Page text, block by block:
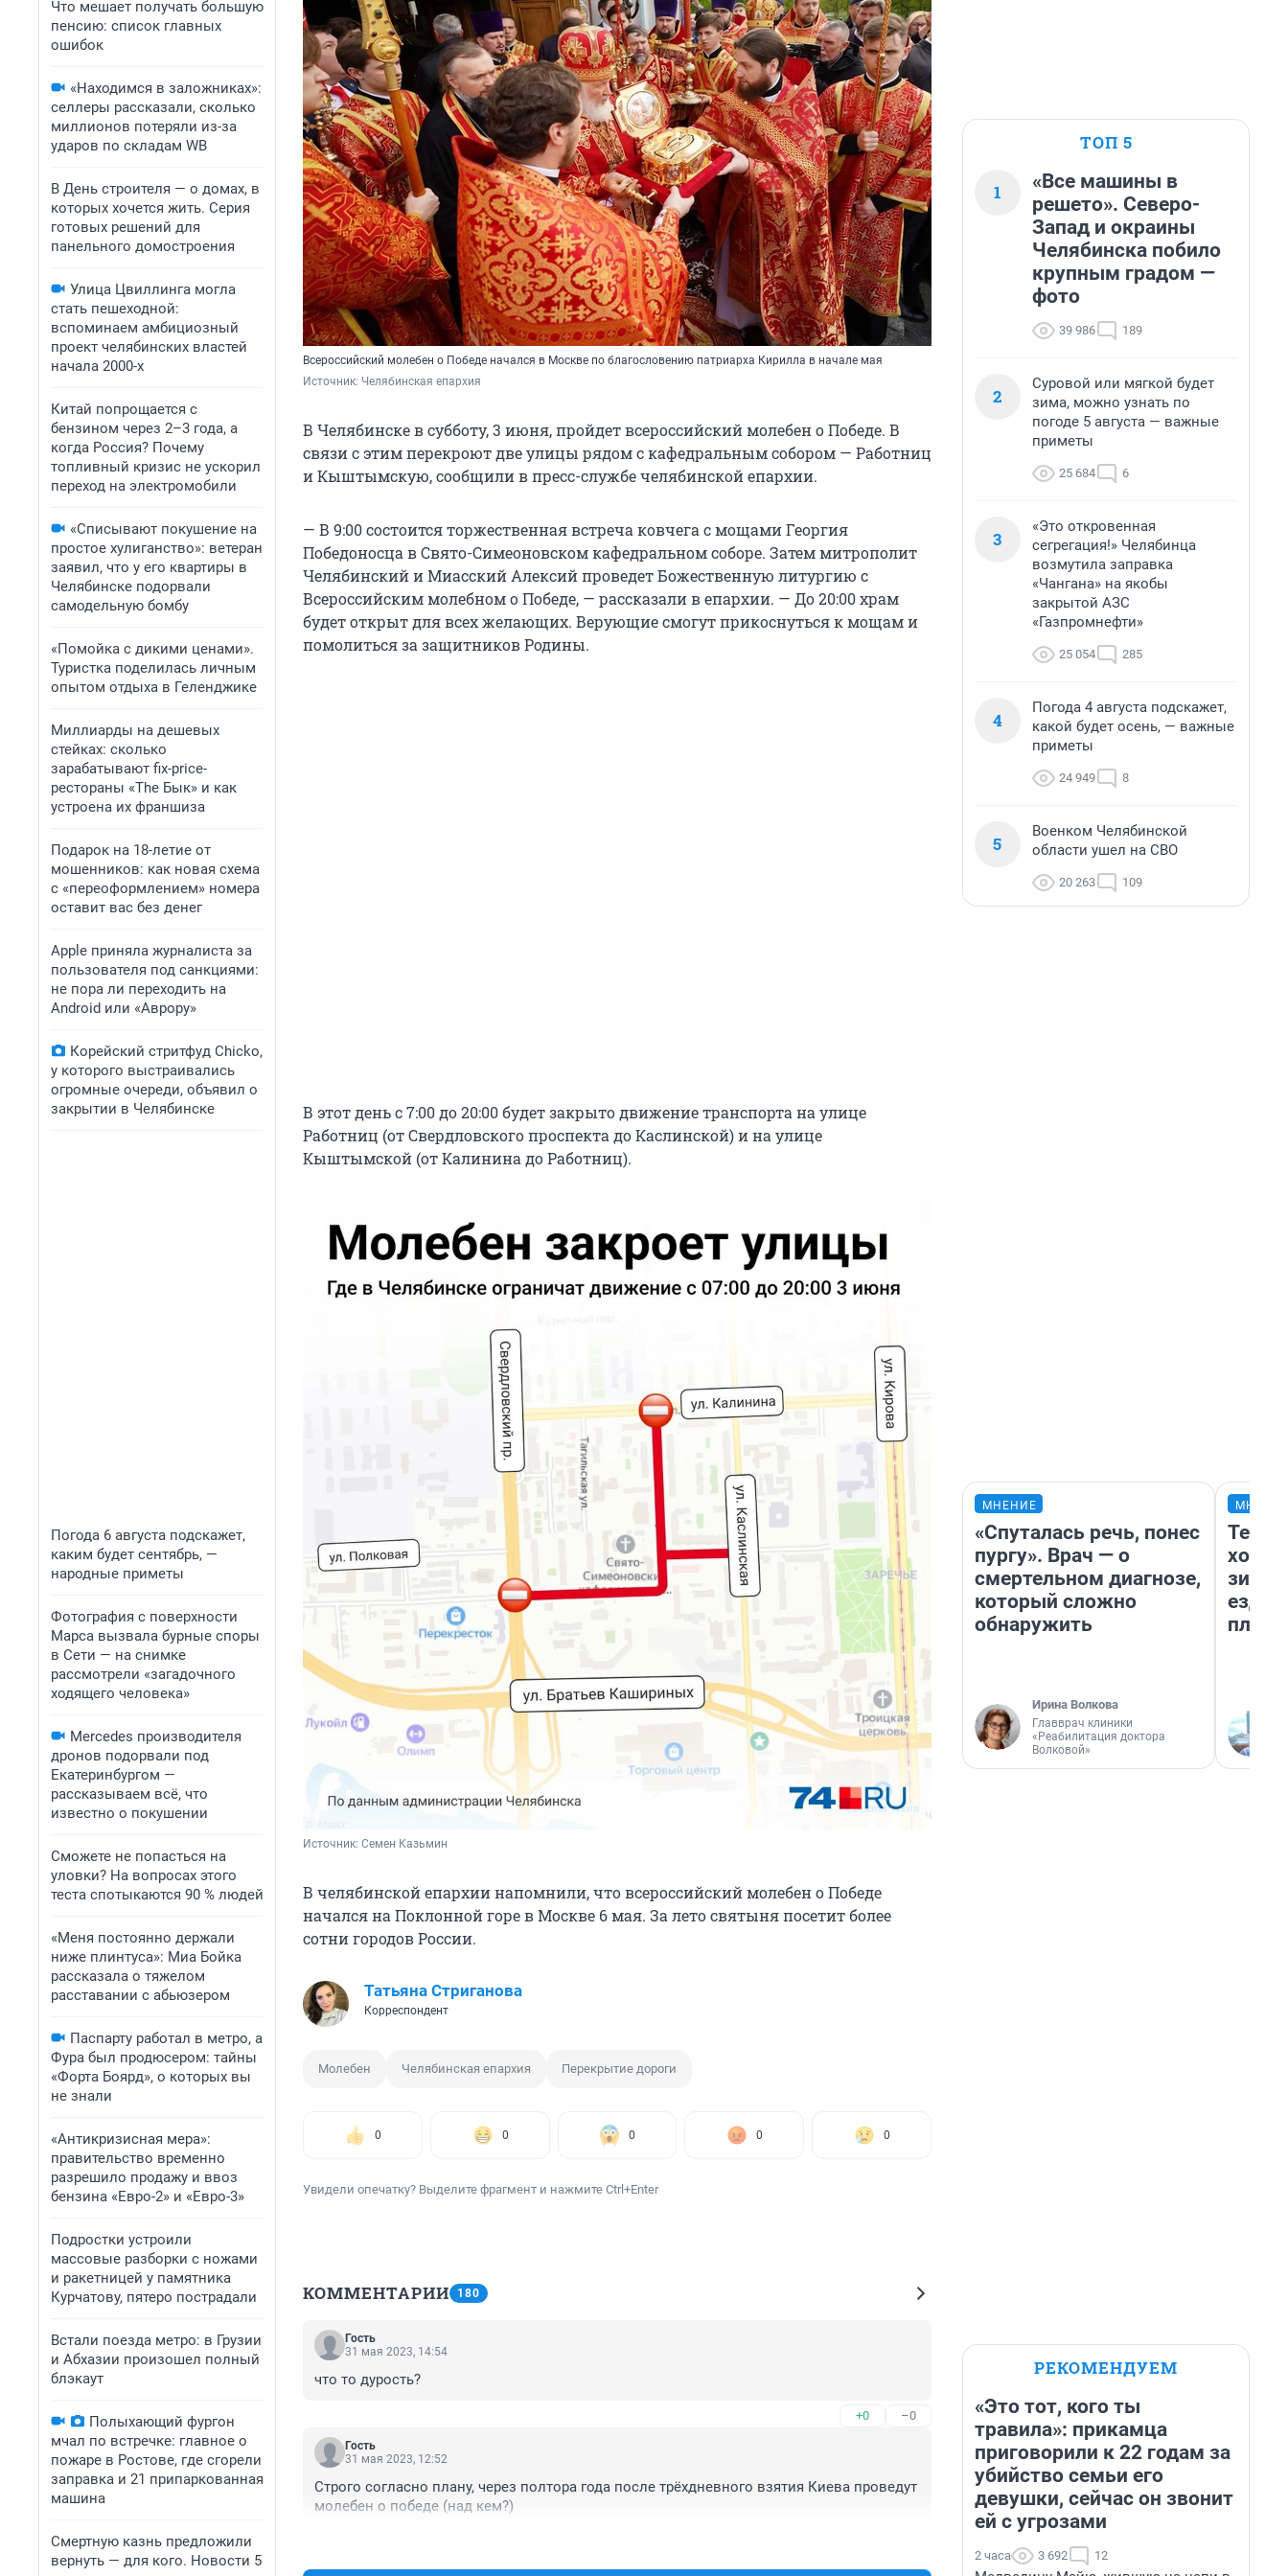
Что мешает получать большую
пенсию: список главных
ошибок
«Находимся в заложниках»:
селлеры рассказали, сколько
миллионов потеряли из-за
ударов по складам WB
В День строителя — о домах, в
которых хочется жить. Серия
готовых решений для
панельного домостроения
Улица Цвиллинга могла
стать пешеходной:
вспоминаем амбициозный
проект челябинских властей
начала 2000-х
Китай попрощается с
бензином через 2–3 года, а
когда Россия? Почему
топливный кризис не ускорил
переход на электромобили
«Списывают покушение на
простое хулиганство»: ветеран
заявил, что у его квартиры в
Челябинске подорвали
самодельную бомбу
«Помойка с дикими ценами».
Туристка поделилась личным
опытом отдыха в Геленджике
Миллиарды на дешевых
стейках: сколько
зарабатывают fix-price-
рестораны «The Бык» и как
устроена их франшиза
Подарок на 18-летие от
мошенников: как новая схема
с «переоформлением» номера
оставит вас без денег
Apple приняла журналиста за
пользователя под санкциями:
не пора ли переходить на
Android или «Аврору»
Корейский стритфуд Chicko,
у которого выстраивались
огромные очереди, объявил о
закрытии в Челябинске
Погода 6 августа подскажет,
каким будет сентябрь, —
народные приметы
Фотография с поверхности
Марса вызвала бурные споры
в Сети — на снимке
рассмотрели «загадочного
ходящего человека»
Mercedes производителя
дронов подорвали под
Екатеринбургом —
рассказываем всё, что
известно о покушении
Сможете не попасться на
уловки? На вопросах этого
теста спотыкаются 90 % людей
«Меня постоянно держали
ниже плинтуса»: Миа Бойка
рассказала о тяжелом
расставании с абьюзером
Паспарту работал в метро, а
Фура был продюсером: тайны
«Форта Боярд», о которых вы
не знали
«Антикризисная мера»:
правительство временно
разрешило продажу и ввоз
бензина «Евро-2» и «Евро-3»
Подростки устроили
массовые разборки с ножами
и ракетницей у памятника
Курчатову, пятеро пострадали
Встали поезда метро: в Грузии
и Абхазии произошел полный
блэкаут
Полыхающий фургон
мчал по встречке: главное о
пожаре в Ростове, где сгорели
заправка и 21 припаркованная
машина
Смертную казнь предложили
вернуть — для кого. Новости 5
Всероссийский молебен о Победе начался в Москве по благословению патриарха Кирилла в начале мая
Источник: Челябинская епархия
В Челябинске в субботу, 3 июня, пройдет всероссийский молебен о Победе. В
связи с этим перекроют две улицы рядом с кафедральным собором — Работниц
и Кыштымскую, сообщили в пресс-службе челябинской епархии.
— В 9:00 состоится торжественная встреча ковчега с мощами Георгия
Победоносца в Свято-Симеоновском кафедральном соборе. Затем митрополит
Челябинский и Миасский Алексий проведет Божественную литургию с
Всероссийским молебном о Победе, — рассказали в епархии. — До 20:00 храм
будет открыт для всех желающих. Верующие смогут прикоснуться к мощам и
помолиться за защитников Родины.
В этот день с 7:00 до 20:00 будет закрыто движение транспорта на улице
Работниц (от Свердловского проспекта до Каслинской) и на улице
Кыштымской (от Калинина до Работниц).
Источник: Семен Казьмин
В челябинской епархии напомнили, что всероссийский молебен о Победе
начался на Поклонной горе в Москве 6 мая. За лето святыня посетит более
сотни городов России.
Татьяна Стриганова
Корреспондент
Молебен Челябинская епархия Перекрытие дороги
0 0 0 0 0
Увидели опечатку? Выделите фрагмент и нажмите Ctrl+Enter
КОММЕНТАРИИ 180
Гость
31 мая 2023, 14:54
что то дурость?
+0 –0
Гость
31 мая 2023, 12:52
Строго согласно плану, через полтора года после трёхдневного взятия Киева проведут
молебен о победе (над кем?)
ТОП 5
1
«Все машины в
решето». Северо-
Запад и окраины
Челябинска побило
крупным градом —
фото
39 986 189
2
Суровой или мягкой будет
зима, можно узнать по
погоде 5 августа — важные
приметы
25 684 6
3
«Это откровенная
сегрегация!» Челябинца
возмутила заправка
«Чангана» на якобы
закрытой АЗС
«Газпромнефти»
25 054 285
4
Погода 4 августа подскажет,
какой будет осень, — важные
приметы
24 949 8
5
Военком Челябинской
области ушел на СВО
20 263 109
МНЕНИЕ
«Спуталась речь, понес
пургу». Врач — о
смертельном диагнозе,
который сложно
обнаружить
Ирина Волкова
Главврач клиники
«Реабилитация доктора
Волковой»
ездит
РЕКОМЕНДУЕМ
«Это тот, кого ты
травила»: прикамца
приговорили к 22 годам за
убийство семьи его
девушки, сейчас он звонит
ей с угрозами
2 часа 3 692 12